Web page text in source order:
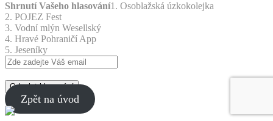
Shrnutí Vašeho hlasování1. Osoblažská úzkokolejka
2. POJEZ Fest
3. Vodní mlýn Wesellský
4. Hravé Pohraničí App
5. Jeseníky
Odeslat hlasování
Zpět na úvod